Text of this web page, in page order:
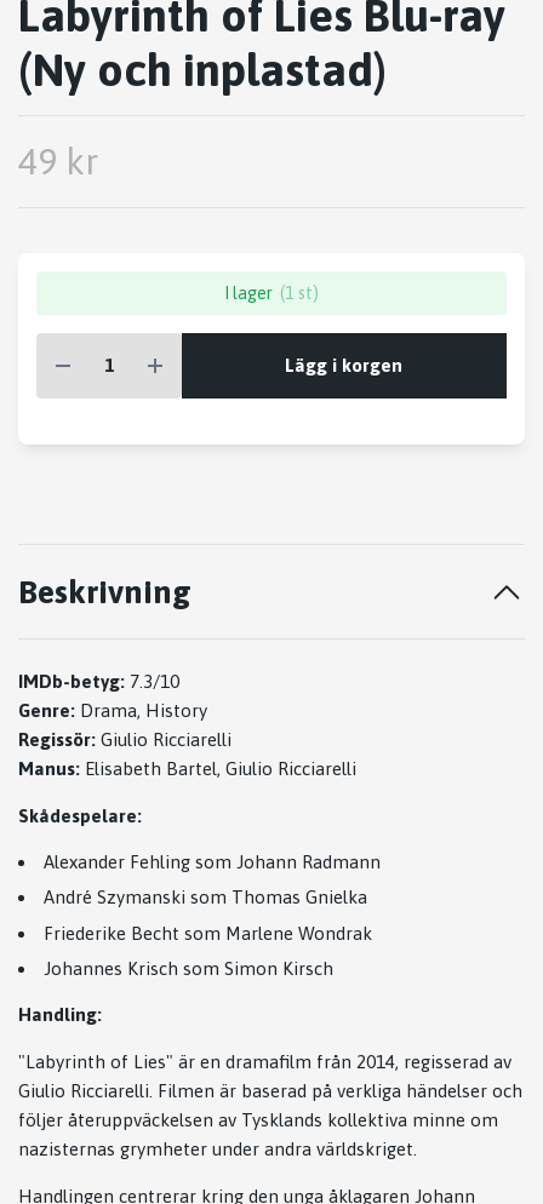
Labyrinth of Lies Blu-ray
(Ny och inplastad)
49 kr
I lager (1 st)
Lägg i korgen
Beskrivning
IMDb-betyg: 7.3/10
Genre: Drama, History
Regissör: Giulio Ricciarelli
Manus: Elisabeth Bartel, Giulio Ricciarelli
Skådespelare:
Alexander Fehling som Johann Radmann
André Szymanski som Thomas Gnielka
Friederike Becht som Marlene Wondrak
Johannes Krisch som Simon Kirsch
Handling:
"Labyrinth of Lies" är en dramafilm från 2014, regisserad av
Giulio Ricciarelli. Filmen är baserad på verkliga händelser och
följer återuppväckelsen av Tysklands kollektiva minne om
nazisternas grymheter under andra världskriget.
Handlingen centrerar kring den unga åklagaren Johann